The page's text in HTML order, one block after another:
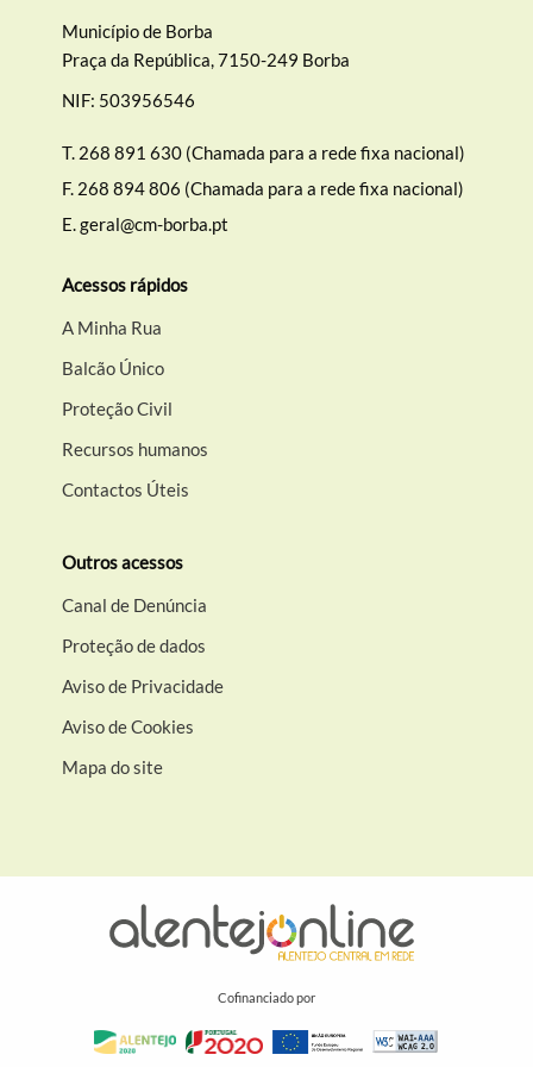
Município de Borba
Praça da República, 7150-249 Borba
NIF: 503956546
T. 268 891 630 (Chamada para a rede fixa nacional)
F. 268 894 806 (Chamada para a rede fixa nacional)
E.geral@cm-borba.pt
Acessos rápidos
A Minha Rua
Balcão Único
Proteção Civil
Recursos humanos
Contactos Úteis
Outros acessos
Canal de Denúncia
Proteção de dados
Aviso de Privacidade
Aviso de Cookies
Mapa do site
Cofinanciado por